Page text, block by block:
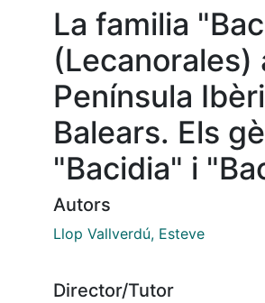
La familia
(Lecanorales)
Península
Balears. Els
"Bacidia" i
Autors
Llop Vallverdú, Esteve
Director/Tutor